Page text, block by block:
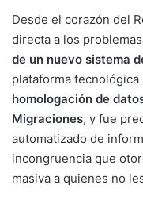
Desde el corazón del
directa a los
de un nuevo sistema
plataforma
homologación de
Migraciones, y fue
automatizado de
incongruencia que
masiva a quienes no